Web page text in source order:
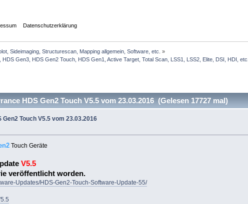
Datenschutzerklärung
Sideimaging, Structurescan, Mapping allgemein, Software, etc. »
Gen3, HDS Gen2 Touch, HDS Gen1, Active Target, Total Scan, LSS1, LSS2, Elite, DSI, HDI, etc..
HDS Gen2 Touch V5.5 vom 23.03.2016 (Gelesen 17727 mal)
Touch V5.5 vom 23.03.2016
Touch Geräte
V5.5
veröffentlicht worden.
Updates/HDS-Gen2-Touch-Software-Update-55/